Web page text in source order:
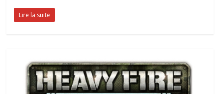
Lire la suite